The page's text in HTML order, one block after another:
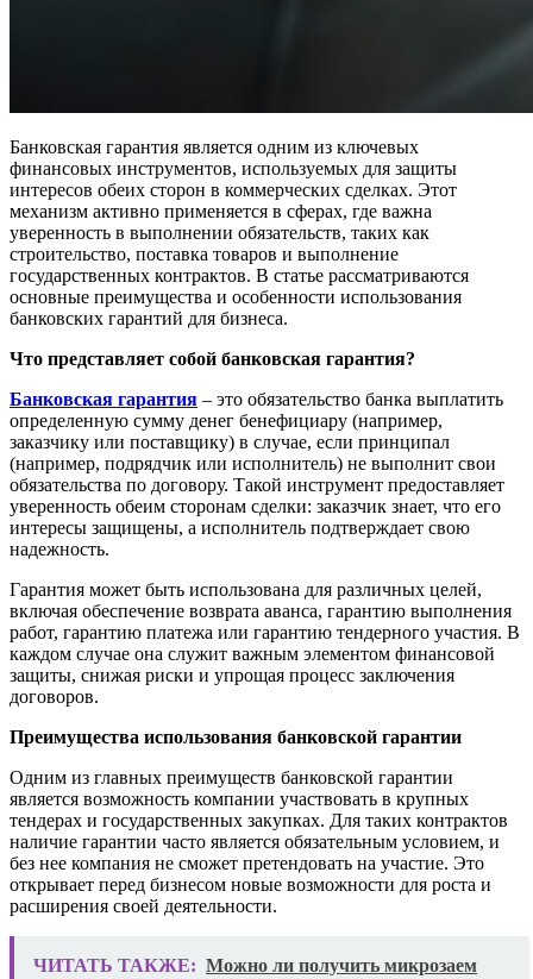
Банковская гарантия является одним из ключевых
финансовых инструментов, используемых для защиты
интересов обеих сторон в коммерческих сделках. Этот
механизм активно применяется в сферах, где важна
уверенность в выполнении обязательств, таких как
строительство, поставка товаров и выполнение
государственных контрактов. В статье рассматриваются
основные преимущества и особенности использования
банковских гарантий для бизнеса.
Что представляет собой банковская гарантия?
Банковская гарантия – это обязательство банка выплатить
определенную сумму денег бенефициару (например,
заказчику или поставщику) в случае, если принципал
(например, подрядчик или исполнитель) не выполнит свои
обязательства по договору. Такой инструмент предоставляет
уверенность обеим сторонам сделки: заказчик знает, что его
интересы защищены, а исполнитель подтверждает свою
надежность.
Гарантия может быть использована для различных целей,
включая обеспечение возврата аванса, гарантию выполнения
работ, гарантию платежа или гарантию тендерного участия. В
каждом случае она служит важным элементом финансовой
защиты, снижая риски и упрощая процесс заключения
договоров.
Преимущества использования банковской гарантии
Одним из главных преимуществ банковской гарантии
является возможность компании участвовать в крупных
тендерах и государственных закупках. Для таких контрактов
наличие гарантии часто является обязательным условием, и
без нее компания не сможет претендовать на участие. Это
открывает перед бизнесом новые возможности для роста и
расширения своей деятельности.
ЧИТАТЬ ТАКЖЕ: Можно ли получить микрозаем